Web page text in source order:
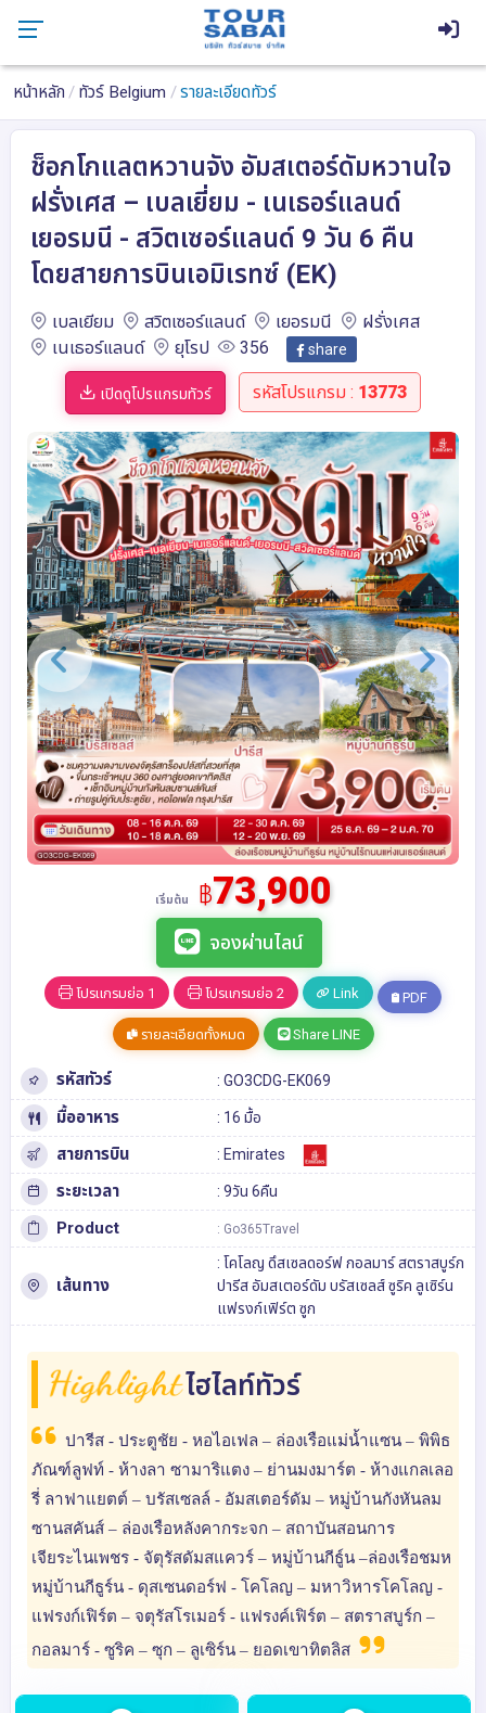
หน้าหลัก ทัวร์ Belgium รายละเอียดทัวร์
ช็อกโกแลตหวานจัง อัมสเตอร์ดัมหวานใจ
ฝรั่งเศส – เบลเยี่ยม - เนเธอร์แลนด์
เยอรมนี - สวิตเซอร์แลนด์ 9 วัน 6 คืน
โดยสายการบินเอมิเรทซ์ (EK)
เบลเยียม สวิตเซอร์แลนด์ เยอรมนี
ฝรั่งเศส
เนเธอร์แลนด์
ยุโรป 356 share
เปิดดูโปรแกรมทัวร์ รหัสโปรแกรม : 13773
เริ่มต้น ฿73,900
จองผ่านไลน์
โปรแกรมย่อ 1 โปรแกรมย่อ 2 Link PDF
รายละเอียดทั้งหมด Share LINE
รหัสทัวร์ : GO3CDG-EK069
มื้ออาหาร : 16 มื้อ
สายการบิน : Emirates
ระยะเวลา : 9วัน 6คืน
Product : Go365Travel
เส้นทาง
: โคโลญ ดึสเซลดอร์ฟ กอลมาร์ สตราสบูร์ก
ปารีส อัมสเตอร์ดัม บรัสเซลส์ ซูริค ลูเซิร์น
แฟรงก์เฟิร์ต ซูก
Highlight ไฮไลท์ทัวร์
ปารีส - ประตูชัย - หอไอเฟล – ล่องเรือแม่น้ำแซน – พิพิธ
ภัณฑ์ลูฟท์ - ห้างลา ซามาริแตง – ย่านมงมาร์ต - ห้างแกลเลอ
รี่ ลาฟาแยตต์ – บรัสเซลล์ - อัมสเตอร์ดัม – หมู่บ้านกังหันลม
ซานสคันส์ – ล่องเรือหลังคากระจก – สถาบันสอนการ
เจียระไนเพชร - จัตุรัสดัมสแควร์ – หมู่บ้านกีธู์น –ล่องเรือชมห
หมู่บ้านกีธูร์น - ดุสเซนดอร์ฟ - โคโลญ – มหาวิหารโคโลญ -
แฟรงก์เฟิร์ต – จตุรัสโรเมอร์ - แฟรงค์เฟิร์ต – สตราสบูร์ก –
กอลมาร์ - ซูริค – ซุก – ลูเซิร์น – ยอดเขาทิตลิส